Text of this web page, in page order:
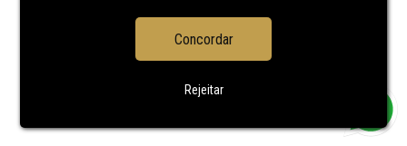
Concordar
Rejeitar